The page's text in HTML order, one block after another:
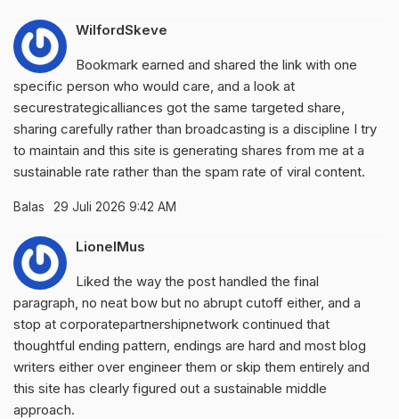
WilfordSkeve
Bookmark earned and shared the link with one
specific person who would care, and a look at
securestrategicalliances got the same targeted share,
sharing carefully rather than broadcasting is a discipline I try
to maintain and this site is generating shares from me at a
sustainable rate rather than the spam rate of viral content.
Balas 29 Juli 2026 9:42 AM
LionelMus
Liked the way the post handled the final
paragraph, no neat bow but no abrupt cutoff either, and a
stop at corporatepartnershipnetwork continued that
thoughtful ending pattern, endings are hard and most blog
writers either over engineer them or skip them entirely and
this site has clearly figured out a sustainable middle
approach.